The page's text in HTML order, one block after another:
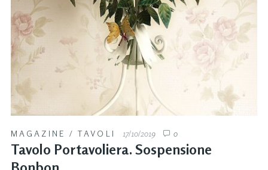
MAGAZINE /TAVOLI 17/10/2019 0
Tavolo Portavoliera. Sospensione